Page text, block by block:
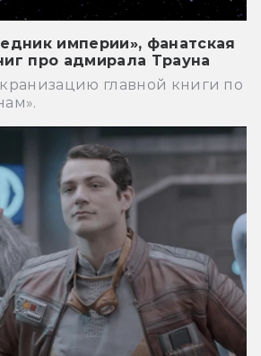
империи», фанатская
про адмирала Трауна
главной книги по